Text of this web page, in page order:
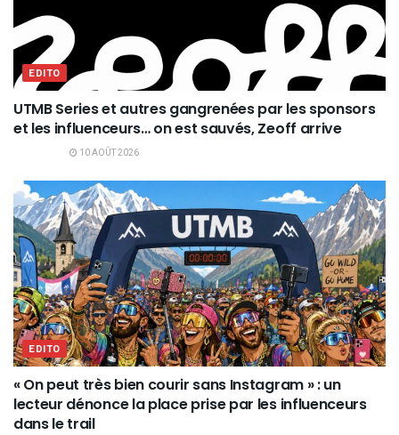
EDITO
UTMB Series et autres gangrenées par les sponsors
et les influenceurs… on est sauvés, Zeoff arrive
10 AOÛT 2026
EDITO
« On peut très bien courir sans Instagram » : un
lecteur dénonce la place prise par les influenceurs
dans le trail